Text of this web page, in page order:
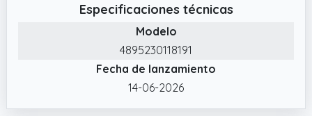
✔️ Corpiño de encaje bordado sin mangas,
con escote redondo y forro completo.
Cinturón con lazo en la cintura.
✔️ Perfecto para muchas ocasiones
especiales. Vestido de dama de honor para
boda, vestido de princesa para fiesta de
Especificaciones técnicas
Modelo
4895230118191
Fecha de lanzamiento
14-06-2026